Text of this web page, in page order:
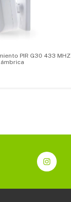
PIR G30 433 MHZ